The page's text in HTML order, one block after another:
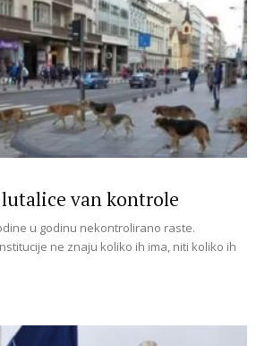
van kontrole
u godinu nekontrolirano raste.
ne znaju koliko ih ima, niti koliko ih